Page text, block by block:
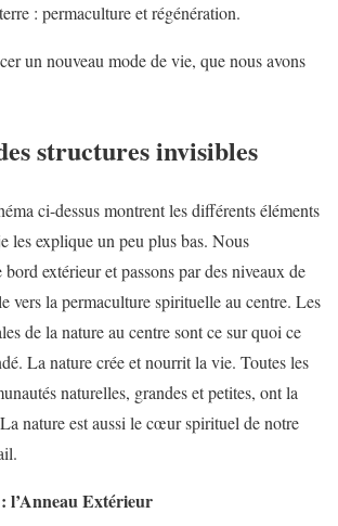
: permaculture et régénération.
un nouveau mode de vie, que nous avons
structures invisibles
ci-dessus montrent les différents éléments
les explique un peu plus bas. Nous
extérieur et passons par des niveaux de
vers la permaculture spirituelle au centre. Les
de la nature au centre sont ce sur quoi ce
La nature crée et nourrit la vie. Toutes les
naturelles, grandes et petites, ont la
nature est aussi le cœur spirituel de notre
l’Anneau Extérieur